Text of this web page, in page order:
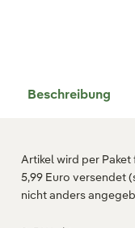
Beschreibung
Artikel wird per
5,99 Euro versendet
nicht anders